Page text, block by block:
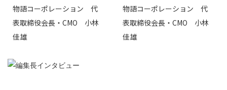
物語コーポレーション 代
表取締役会長・CMO 小林
佳雄
物語コーポレーション 代
表取締役会長・CMO 小林
佳雄